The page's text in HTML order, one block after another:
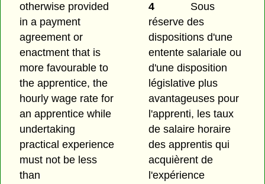
otherwise provided
in a payment
agreement or
enactment that is
more favourable to
the apprentice, the
hourly wage rate for
an apprentice while
undertaking
practical experience
must not be less
than
4
Sous
réserve des
dispositions d'une
entente salariale ou
d'une disposition
législative plus
avantageuses pour
l'apprenti, les taux
de salaire horaire
des apprentis qui
acquièrent de
l'expérience